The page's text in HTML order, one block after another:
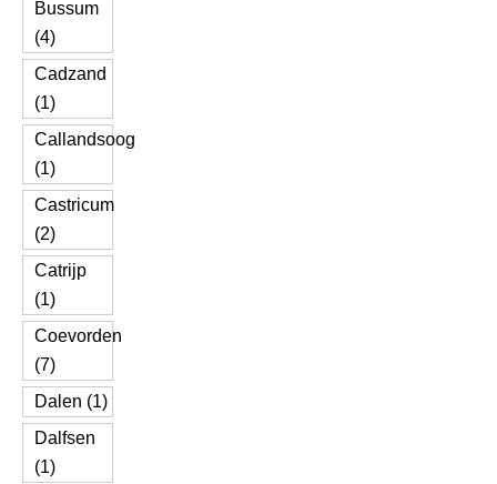
Bussum
(4)
Cadzand
(1)
Callandsoog
(1)
Castricum
(2)
Catrijp
(1)
Coevorden
(7)
Dalen (1)
Dalfsen
(1)